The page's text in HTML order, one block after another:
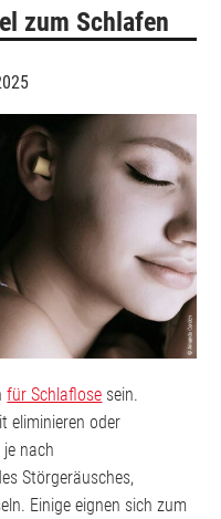
zum Schlafen
für Schlaflose sein.
eliminieren oder
nach
Störgeräusches,
Einige eignen sich zum